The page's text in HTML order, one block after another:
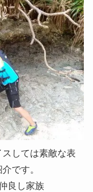
スしては素敵な表
です。
良し家族